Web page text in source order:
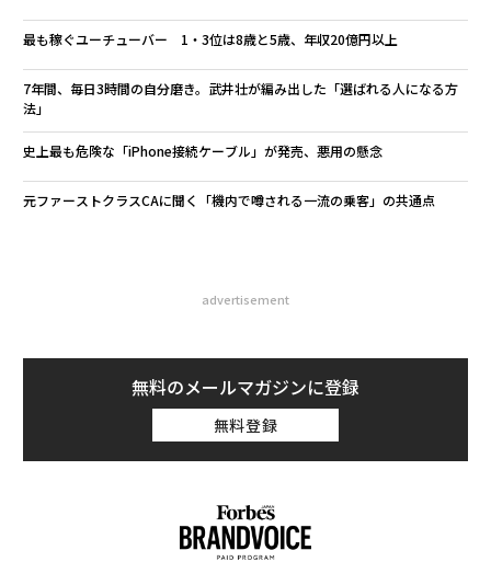
最も稼ぐユーチューバー 1・3位は8歳と5歳、年収20億円以上
7年間、毎日3時間の自分磨き。武井壮が編み出した「選ばれる人になる方
法」
史上最も危険な「iPhone接続ケーブル」が発売、悪用の懸念
元ファーストクラスCAに聞く「機内で噂される一流の乗客」の共通点
advertisement
無料のメールマガジンに登録
無料登録